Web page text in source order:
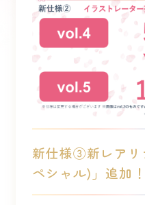
新仕様③新レアリ
ペシャル)」追加！